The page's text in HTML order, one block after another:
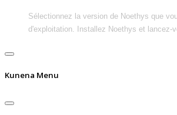
Sélectionnez la version de Noethys que
d'exploitation. Installez Noethys et lancez-
Kunena Menu